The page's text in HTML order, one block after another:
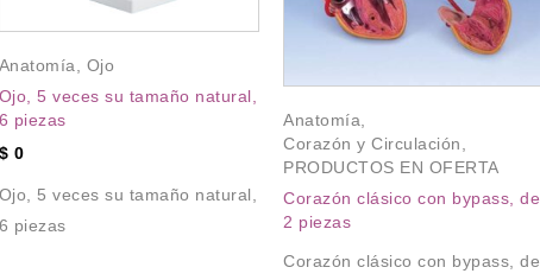
Anatomía
Ojo
Ojo, 5 veces su tamaño natural,
6 piezas
$ 0
Ojo, 5 veces su tamaño natural,
6 piezas
Anatomía
Corazón y Circulación
PRODUCTOS EN OFERTA
Corazón clásico con bypass, de
2 piezas
Corazón clásico con bypass, de